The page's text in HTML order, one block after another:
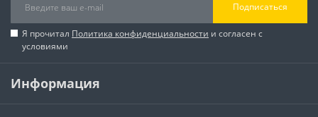
Подписаться
Я прочитал Политика конфиденциальности и согласен с
условиями
Информация